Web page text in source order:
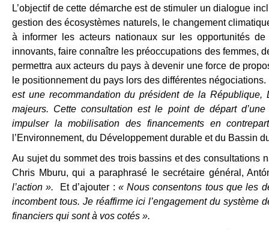
L’objectif de cette démarche est de stimuler un dialogue
gestion des écosystèmes naturels, le changement
à informer les acteurs nationaux sur les opportunités de
innovants, faire connaître les préoccupations des femmes,
permettra aux acteurs du pays à devenir une force de
le positionnement du pays lors des différentes
est une recommandation du président de la
majeurs. Cette consultation est le point de départ
impulser la mobilisation des financements en
l’Environnement, du Développement durable et du Bassin
Au sujet du sommet des trois bassins et des consultations
Chris Mburu, qui a paraphrasé le secrétaire général,
l’action ». Et d’ajouter : « Nous consentons tous que les
incombent tous. Je réaffirme ici l’engagement du
financiers qui sont à vos cotés ».